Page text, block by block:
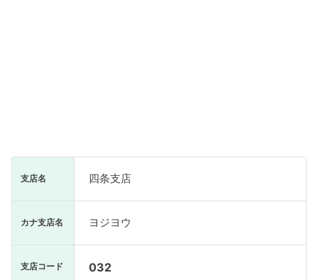
支店名 四条支店
カナ支店名 ヨジヨウ
支店コード 032